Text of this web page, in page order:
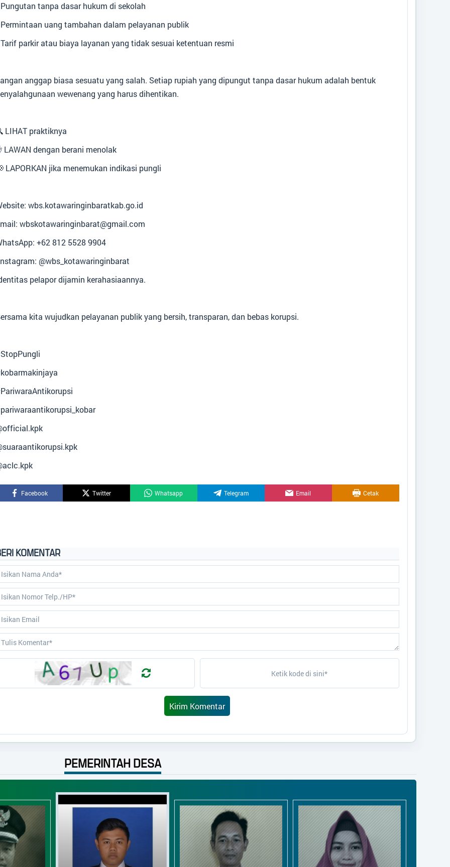
Pungutan tanpa dasar hukum di sekolah
Permintaan uang tambahan dalam pelayanan publik
Tarif parkir atau biaya layanan yang tidak sesuai ketentuan resmi
anggap biasa sesuatu yang salah. Setiap rupiah yang dipungut tanpa dasar hukum adalah bentuk
wewenang yang harus dihentikan.
LIHAT praktiknya
LAWAN dengan berani menolak
LAPORKAN jika menemukan indikasi pungli
wbs.kotawaringinbaratkab.go.id
wbskotawaringinbarat@gmail.com
+62 812 5528 9904
@wbs_kotawaringinbarat
pelapor dijamin kerahasiaannya.
kita wujudkan pelayanan publik yang bersih, transparan, dan bebas korupsi.
Facebook Twitter Whatsapp Telegram Email Cetak
KOMENTAR
PEMERINTAH DESA